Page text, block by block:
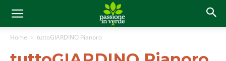
Home tuttoGIARDINO Pianoro